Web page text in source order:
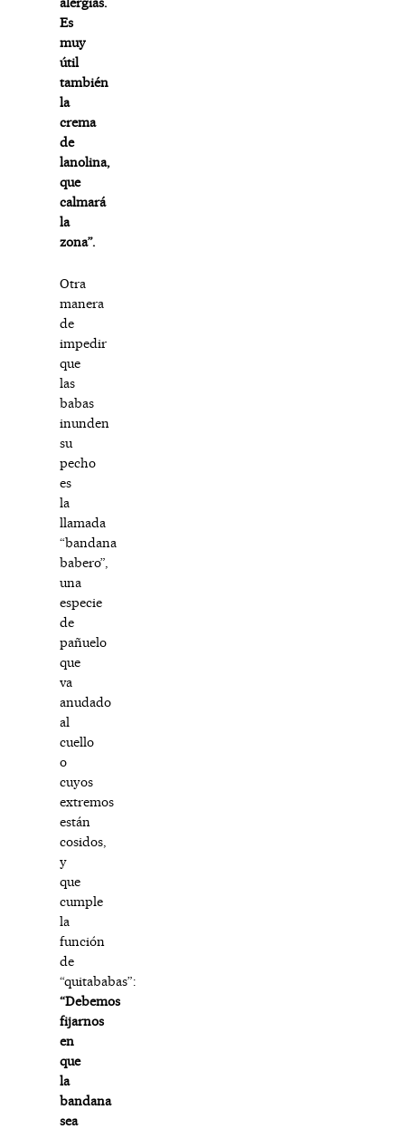
Es
muy
útil
también
la
crema
de
lanolina,
que
calmará
la
zona”.
Otra
manera
de
impedir
que
las
babas
inunden
su
pecho
es
la
llamada
“bandana
babero”,
una
especie
de
pañuelo
que
va
anudado
al
cuello
o
cuyos
extremos
están
cosidos,
y
que
cumple
la
función
de
“quitababas”:
“Debemos
fijarnos
en
que
la
bandana
sea